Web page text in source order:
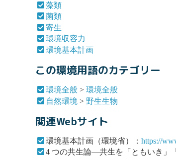
藻類
菌類
寄生
環境収容力
環境基本計画
この環境用語のカテゴリー
環境全般 >環境全般
自然環境 > 野生生物
関連Webサイト
環境基本計画（環境省）：https://
4 つの共生論―共生を「ともいき」